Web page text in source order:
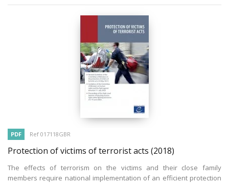
PDF Ref 017118GBR
Protection of victims of terrorist acts (2018)
The effects of terrorism on the victims and their close family
members require national implementation of an efficient protection